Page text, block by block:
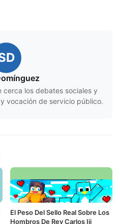
cerca los debates sociales y
vocación de servicio público.
El Peso Del Sello Real Sobre Los
Hombros De Rey Carlos Iii